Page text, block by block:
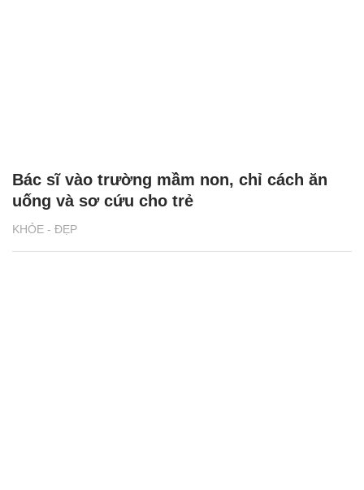
KHỎE - ĐẸP
Bác sĩ vào trường mầm non, chỉ cách ăn
uống và sơ cứu cho trẻ